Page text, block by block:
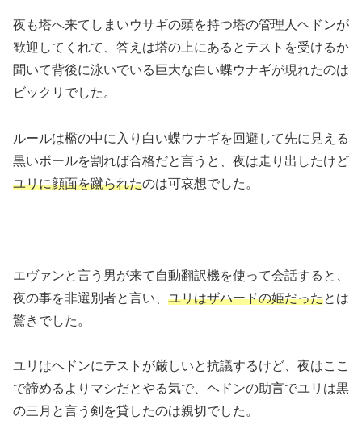
夜も塔へ来てしまいウサギの頭を持つ塔の管理人ヘドンが
歓迎してくれて、答えは塔の上にあるとテストを受けるか
聞いて背後に泳いでいる巨大な白い蝶ウナギが現れたのは
ビックリでした。
ルールは檻の中に入り白い蝶ウナギを回避して先に見える
黒いボールを割れば合格だと言うと、夜は走り出したけど
ユリに顔面を蹴られたのは可哀想でした。
エヴァンと言う男が来て自動翻訳機を使って会話すると、
夜の事を非選別者と言い、 ユリはザハードの姫だったとは
驚きでした。
ユリはヘドンにテストが厳しいと抗議するけど、夜はここ
で諦めるよりマシだとやる気で、ヘドンの助言でユリは黒
の三月と言う剣を貸したのは親切でした。